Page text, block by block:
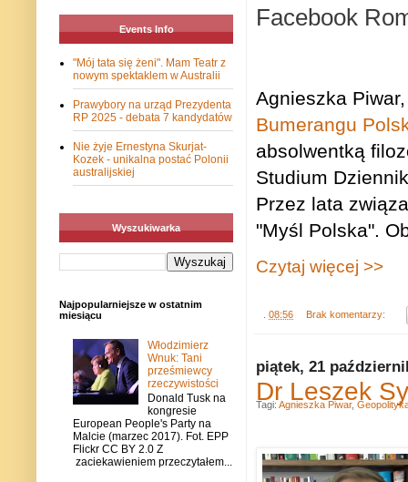
Facebook
Agnieszka
Bumerangu
absolwentką
Studium
Przez lata
"Myśl Polska".
Czytaj więcej >>
08:56 Brak komentarzy:
piątek, 21
Dr Leszek
Tagi: Agnieszka Piwar,
Events Info
"Mój tata się żeni". Mam Teatr z
nowym spektaklem w Australii
Prawybory na urząd Prezydenta
RP 2025 - debata 7 kandydatów
Nie żyje Ernestyna Skurjat-
Kozek - unikalna postać Polonii
australijskiej
Wyszukiwarka
Najpopularniejsze w ostatnim
miesiącu
Włodzimierz
Wnuk: Tani
prześmiewcy
rzeczywistości
Donald Tusk na
kongresie
European People's Party na
Malcie (marzec 2017). Fot. EPP
Flickr CC BY 2.0 Z
zaciekawieniem przeczytałem...